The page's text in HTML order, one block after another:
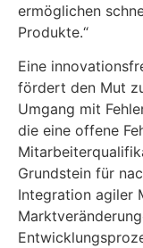
ermöglichen
Produkte.“
Eine
fördert den Mut
Umgang mit
die eine offene
Grundstein für
Integration agiler